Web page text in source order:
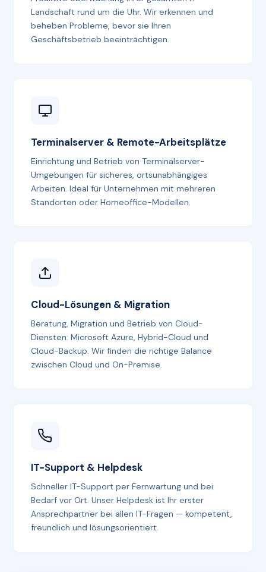
Landschaft rund um die Uhr. Wir erkennen und
beheben Probleme, bevor sie Ihren
Geschäftsbetrieb beeinträchtigen.
Terminalserver & Remote-Arbeitsplätze
Einrichtung und Betrieb von Terminalserver-
Umgebungen für sicheres, ortsunabhängiges
Arbeiten. Ideal für Unternehmen mit mehreren
Standorten oder Homeoffice-Modellen.
Cloud-Lösungen & Migration
Beratung, Migration und Betrieb von Cloud-
Diensten: Microsoft Azure, Hybrid-Cloud und
Cloud-Backup. Wir finden die richtige Balance
zwischen Cloud und On-Premise.
IT-Support & Helpdesk
Schneller IT-Support per Fernwartung und bei
Bedarf vor Ort. Unser Helpdesk ist Ihr erster
Ansprechpartner bei allen IT-Fragen — kompetent,
freundlich und lösungsorientiert.